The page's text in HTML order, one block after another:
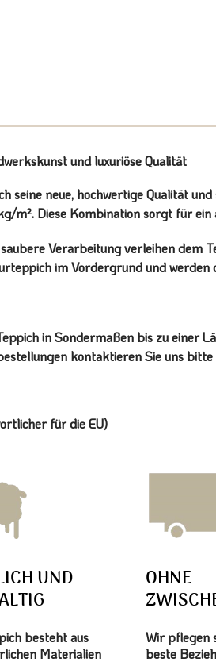
und luxuriöse Qualität
neue, hochwertige Qualität
m². Diese Kombination sorgt für
Verarbeitung verleihen dem
im Vordergrund und werden
in Sondermaßen bis zu einer
kontaktieren Sie uns bitte
für die EU)
UND
besteht aus
Materialien
OHNE
Wir pflegen
beste